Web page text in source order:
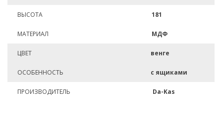
ВЫСОТА 181
МАТЕРИАЛ МДФ
ЦВЕТ венге
ОСОБЕННОСТЬ с ящиками
ПРОИЗВОДИТЕЛЬ Da-Kas